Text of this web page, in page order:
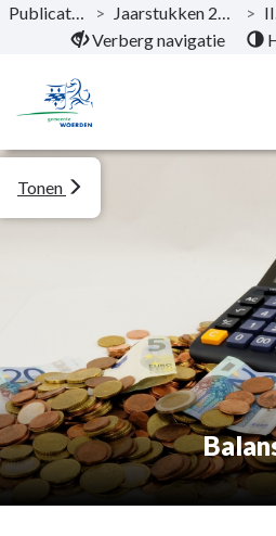
Naar hoofdinhoud
Publicaties > Jaarstukken 2021 >
Verberg navigatie
Tonen